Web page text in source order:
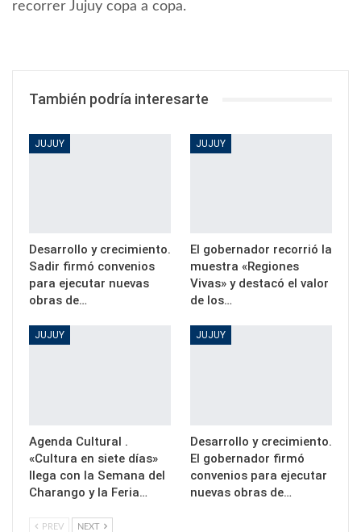
recorrer Jujuy copa a copa.
También podría interesarte
JUJUY
Desarrollo y crecimiento.
Sadir firmó convenios
para ejecutar nuevas
obras de…
JUJUY
El gobernador recorrió la
muestra «Regiones
Vivas» y destacó el valor
de los…
JUJUY
Agenda Cultural .
«Cultura en siete días»
llega con la Semana del
Charango y la Feria…
JUJUY
Desarrollo y crecimiento.
El gobernador firmó
convenios para ejecutar
nuevas obras de…
PREV NEXT